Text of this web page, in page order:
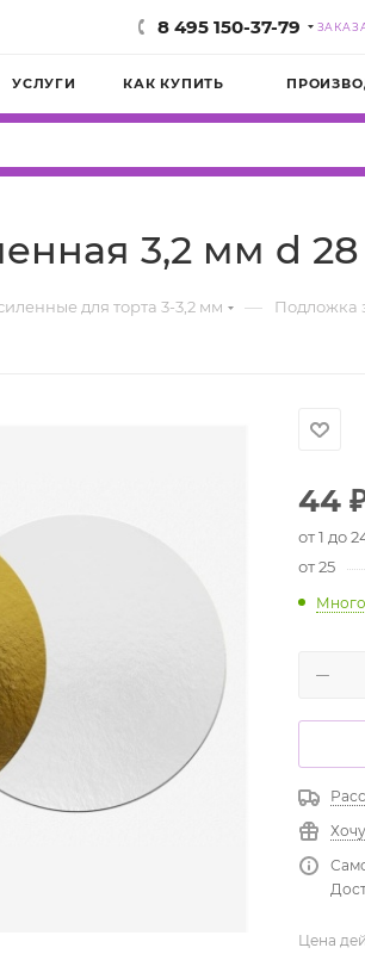
8 495 150-37-79
УСЛУГИ КАК КУПИТЬ
3,2 мм d
для торта 3-3,2 мм — Подложка
44
от 1 до
от 25
Много
Цена